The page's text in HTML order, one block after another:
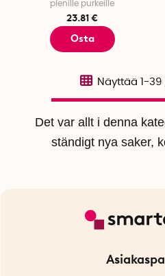
pienille purkeille
23.81 €
Osta
Det var allt i denna
ständigt nya saker,
Näyttää 1-39